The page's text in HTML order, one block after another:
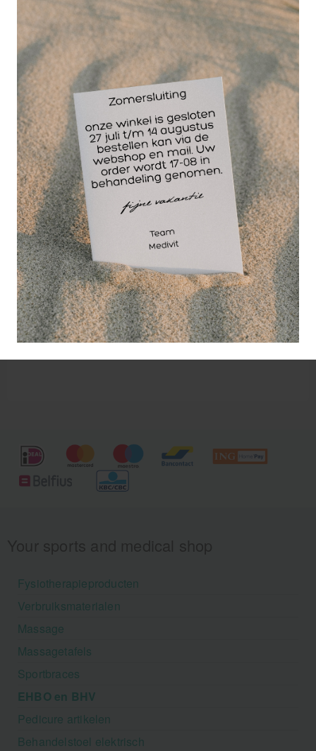
x 9 cm. per stuk.
Rafelvrij gevouwen,
ademend
gaaskompres.
Gemaakt van 100%
katoen; ontvet en
gebleekt. Door de
snelle absorptie en de veegvastheid kan het
uitstekend dienen voor reiniging van de wond en de
huid. Bovendien wordt het met goed gevolg gebruikt
als afdekking van droge of licht vochtafgevende
wonden. Ook als het gaaskompres met een
vloeistof wordt geimpregneerd ten behoeve van
wondreiniging, behoudt het de stevige, trekvaste
sturctuur. Het gaaskompres kan worden vastgezet
met een hecht- of fixatiepleister of met een windsel.
Het formaat 5 x 9 cm. wondgaas wordt ook wel eens
zestientje genoemt.
Fysiotherapieproducten
Verbruiksmaterialen
Massage
Massagetafels
Sportbraces
EHBO en BHV
Pedicure artikelen
Behandelstoel elektrisch